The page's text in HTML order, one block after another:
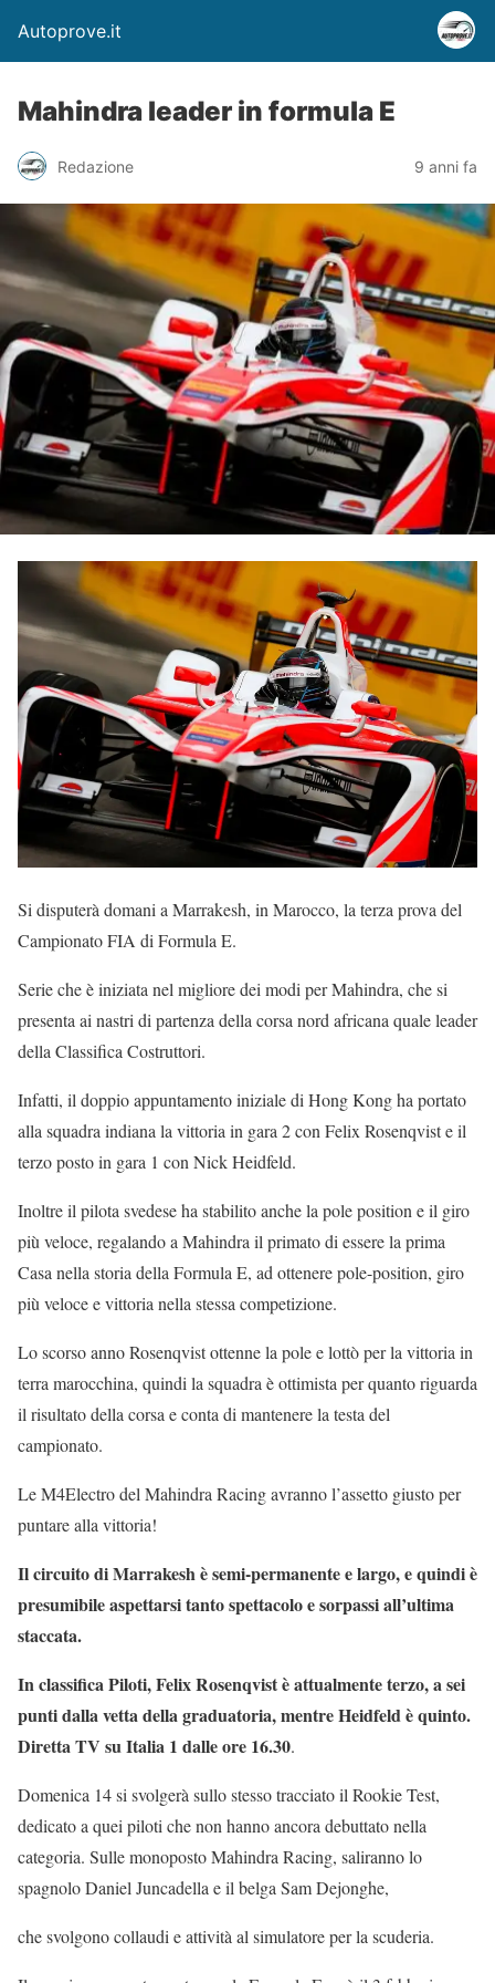
Autoprove.it
Mahindra leader in formula E
Redazione 9 anni fa
Si disputerà domani a Marrakesh, in Marocco, la terza prova del
Campionato FIA di Formula E.
Serie che è iniziata nel migliore dei modi per Mahindra, che si
presenta ai nastri di partenza della corsa nord africana quale leader
della Classifica Costruttori.
Infatti, il doppio appuntamento iniziale di Hong Kong ha portato
alla squadra indiana la vittoria in gara 2 con Felix Rosenqvist e il
terzo posto in gara 1 con Nick Heidfeld.
Inoltre il pilota svedese ha stabilito anche la pole position e il giro
più veloce, regalando a Mahindra il primato di essere la prima
Casa nella storia della Formula E, ad ottenere pole-position, giro
più veloce e vittoria nella stessa competizione.
Lo scorso anno Rosenqvist ottenne la pole e lottò per la vittoria in
terra marocchina, quindi la squadra è ottimista per quanto riguarda
il risultato della corsa e conta di mantenere la testa del
campionato.
Le M4Electro del Mahindra Racing avranno l’assetto giusto per
puntare alla vittoria!
Il circuito di Marrakesh è semi-permanente e largo, e quindi è
presumibile aspettarsi tanto spettacolo e sorpassi all’ultima
staccata.
In classifica Piloti, Felix Rosenqvist è attualmente terzo, a sei
punti dalla vetta della graduatoria, mentre Heidfeld è quinto.
Diretta TV su Italia 1 dalle ore 16.30.
Domenica 14 si svolgerà sullo stesso tracciato il Rookie Test,
dedicato a quei piloti che non hanno ancora debuttato nella
categoria. Sulle monoposto Mahindra Racing, saliranno lo
spagnolo Daniel Juncadella e il belga Sam Dejonghe,
che svolgono collaudi e attività al simulatore per la scuderia.